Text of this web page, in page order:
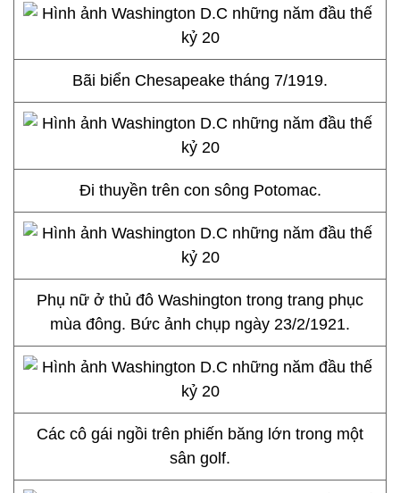
Bãi biển Chesapeake tháng 7/1919.
Đi thuyền trên con sông Potomac.
Phụ nữ ở thủ đô Washington trong trang phục
mùa đông. Bức ảnh chụp ngày 23/2/1921.
Các cô gái ngồi trên phiến băng lớn trong một
sân golf.